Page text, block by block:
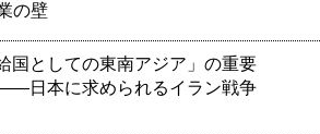
の壁
国としての東南アジア」の重要
日本に求められるイラン戦争